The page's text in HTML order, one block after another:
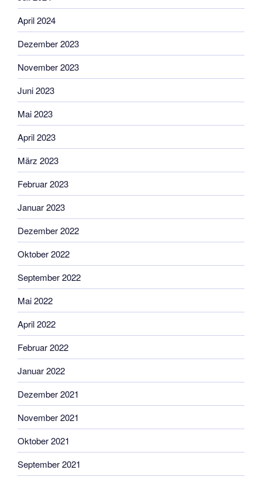
April 2024
Dezember 2023
November 2023
Juni 2023
Mai 2023
April 2023
März 2023
Februar 2023
Januar 2023
Dezember 2022
Oktober 2022
September 2022
Mai 2022
April 2022
Februar 2022
Januar 2022
Dezember 2021
November 2021
Oktober 2021
September 2021